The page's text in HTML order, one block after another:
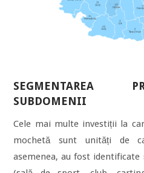
SEGMENTAREA
SUBDOMENII
Cele mai multe investiții la
mochetă sunt unități de
asemenea, au fost